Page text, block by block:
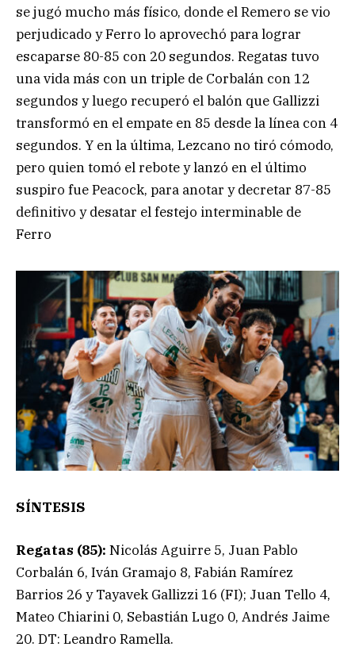
se jugó mucho más físico, donde el Remero se vio
perjudicado y Ferro lo aprovechó para lograr
escaparse 80-85 con 20 segundos. Regatas tuvo
una vida más con un triple de Corbalán con 12
segundos y luego recuperó el balón que Gallizzi
transformó en el empate en 85 desde la línea con 4
segundos. Y en la última, Lezcano no tiró cómodo,
pero quien tomó el rebote y lanzó en el último
suspiro fue Peacock, para anotar y decretar 87-85
definitivo y desatar el festejo interminable de
Ferro
SÍNTESIS
Regatas (85): Nicolás Aguirre 5, Juan Pablo
Corbalán 6, Iván Gramajo 8, Fabián Ramírez
Barrios 26 y Tayavek Gallizzi 16 (FI); Juan Tello 4,
Mateo Chiarini 0, Sebastián Lugo 0, Andrés Jaime
20. DT: Leandro Ramella.